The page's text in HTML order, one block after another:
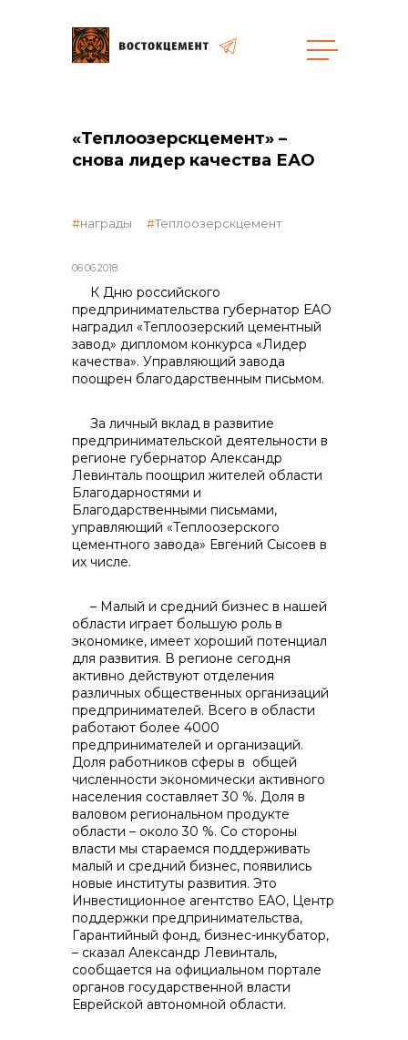
Закупки
объявленные закупки
реализация неликвидов
контакты отдела закупок
Контакты
+7 (423) 234 50 50
info@vostokcement.ru
«Теплоозерскцемент» –
снова лидер качества ЕАО
06.06.2018
награды Теплоозерскцемент
К Дню российского
предпринимательства губернатор ЕАО
наградил «Теплоозерский цементный
завод» дипломом конкурса «Лидер
качества». Управляющий завода
поощрен благодарственным письмом.
За личный вклад в развитие
предпринимательской деятельности в
регионе губернатор Александр
Левинталь поощрил жителей области
Благодарностями и
Благодарственными письмами,
управляющий «Теплоозерского
цементного завода» Евгений Сысоев в
их числе.
– Малый и средний бизнес в нашей
области играет большую роль в
экономике, имеет хороший потенциал
для развития. В регионе сегодня
активно действуют отделения
различных общественных организаций
предпринимателей. Всего в области
работают более 4000
предпринимателей и организаций.
Доля работников сферы в общей
численности экономически активного
населения составляет 30 %. Доля в
валовом региональном продукте
области – около 30 %. Со стороны
власти мы стараемся поддерживать
малый и средний бизнес, появились
новые институты развития. Это
Инвестиционное агентство ЕАО, Центр
поддержки предпринимательства,
Гарантийный фонд, бизнес-инкубатор,
– сказал Александр Левинталь,
сообщается на официальном портале
органов государственной власти
Еврейской автономной области.